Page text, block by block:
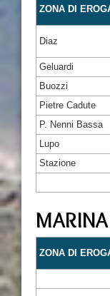
ZONA DI
Diaz
Geluardi
Buozzi
Pietre Cadute
P. Nenni Bassa
Lupo
Stazione
ZONA DI